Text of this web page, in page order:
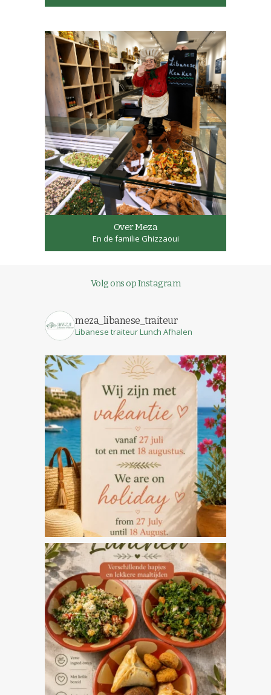
Over Meza
En de familie Ghizzaoui
Volg ons op Instagram
meza_libanese_traiteur
Libanese traiteurLunch Afhalen